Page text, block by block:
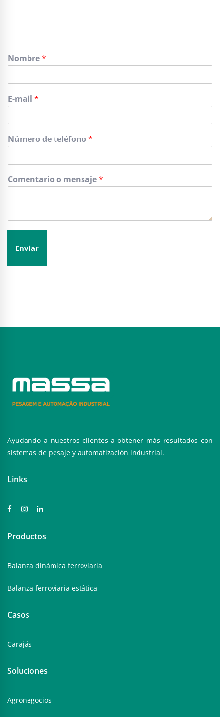
Nombre*
E-mail *
Número de teléfono *
Comentario o mensaje*
Enviar
Ayudando a nuestros clientes a obtener más resultados con
sistemas de pesaje y automatización industrial.
Links
Productos
Balanza dinámica ferroviaria
Balanza ferroviaria estática
Casos
Carajás
Soluciones
Agronegocios